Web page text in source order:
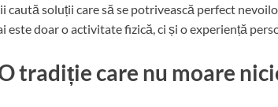
caută soluții care să se potrivească perfect
este doar o activitate fizică, ci și o experiență
tradiție care nu moare